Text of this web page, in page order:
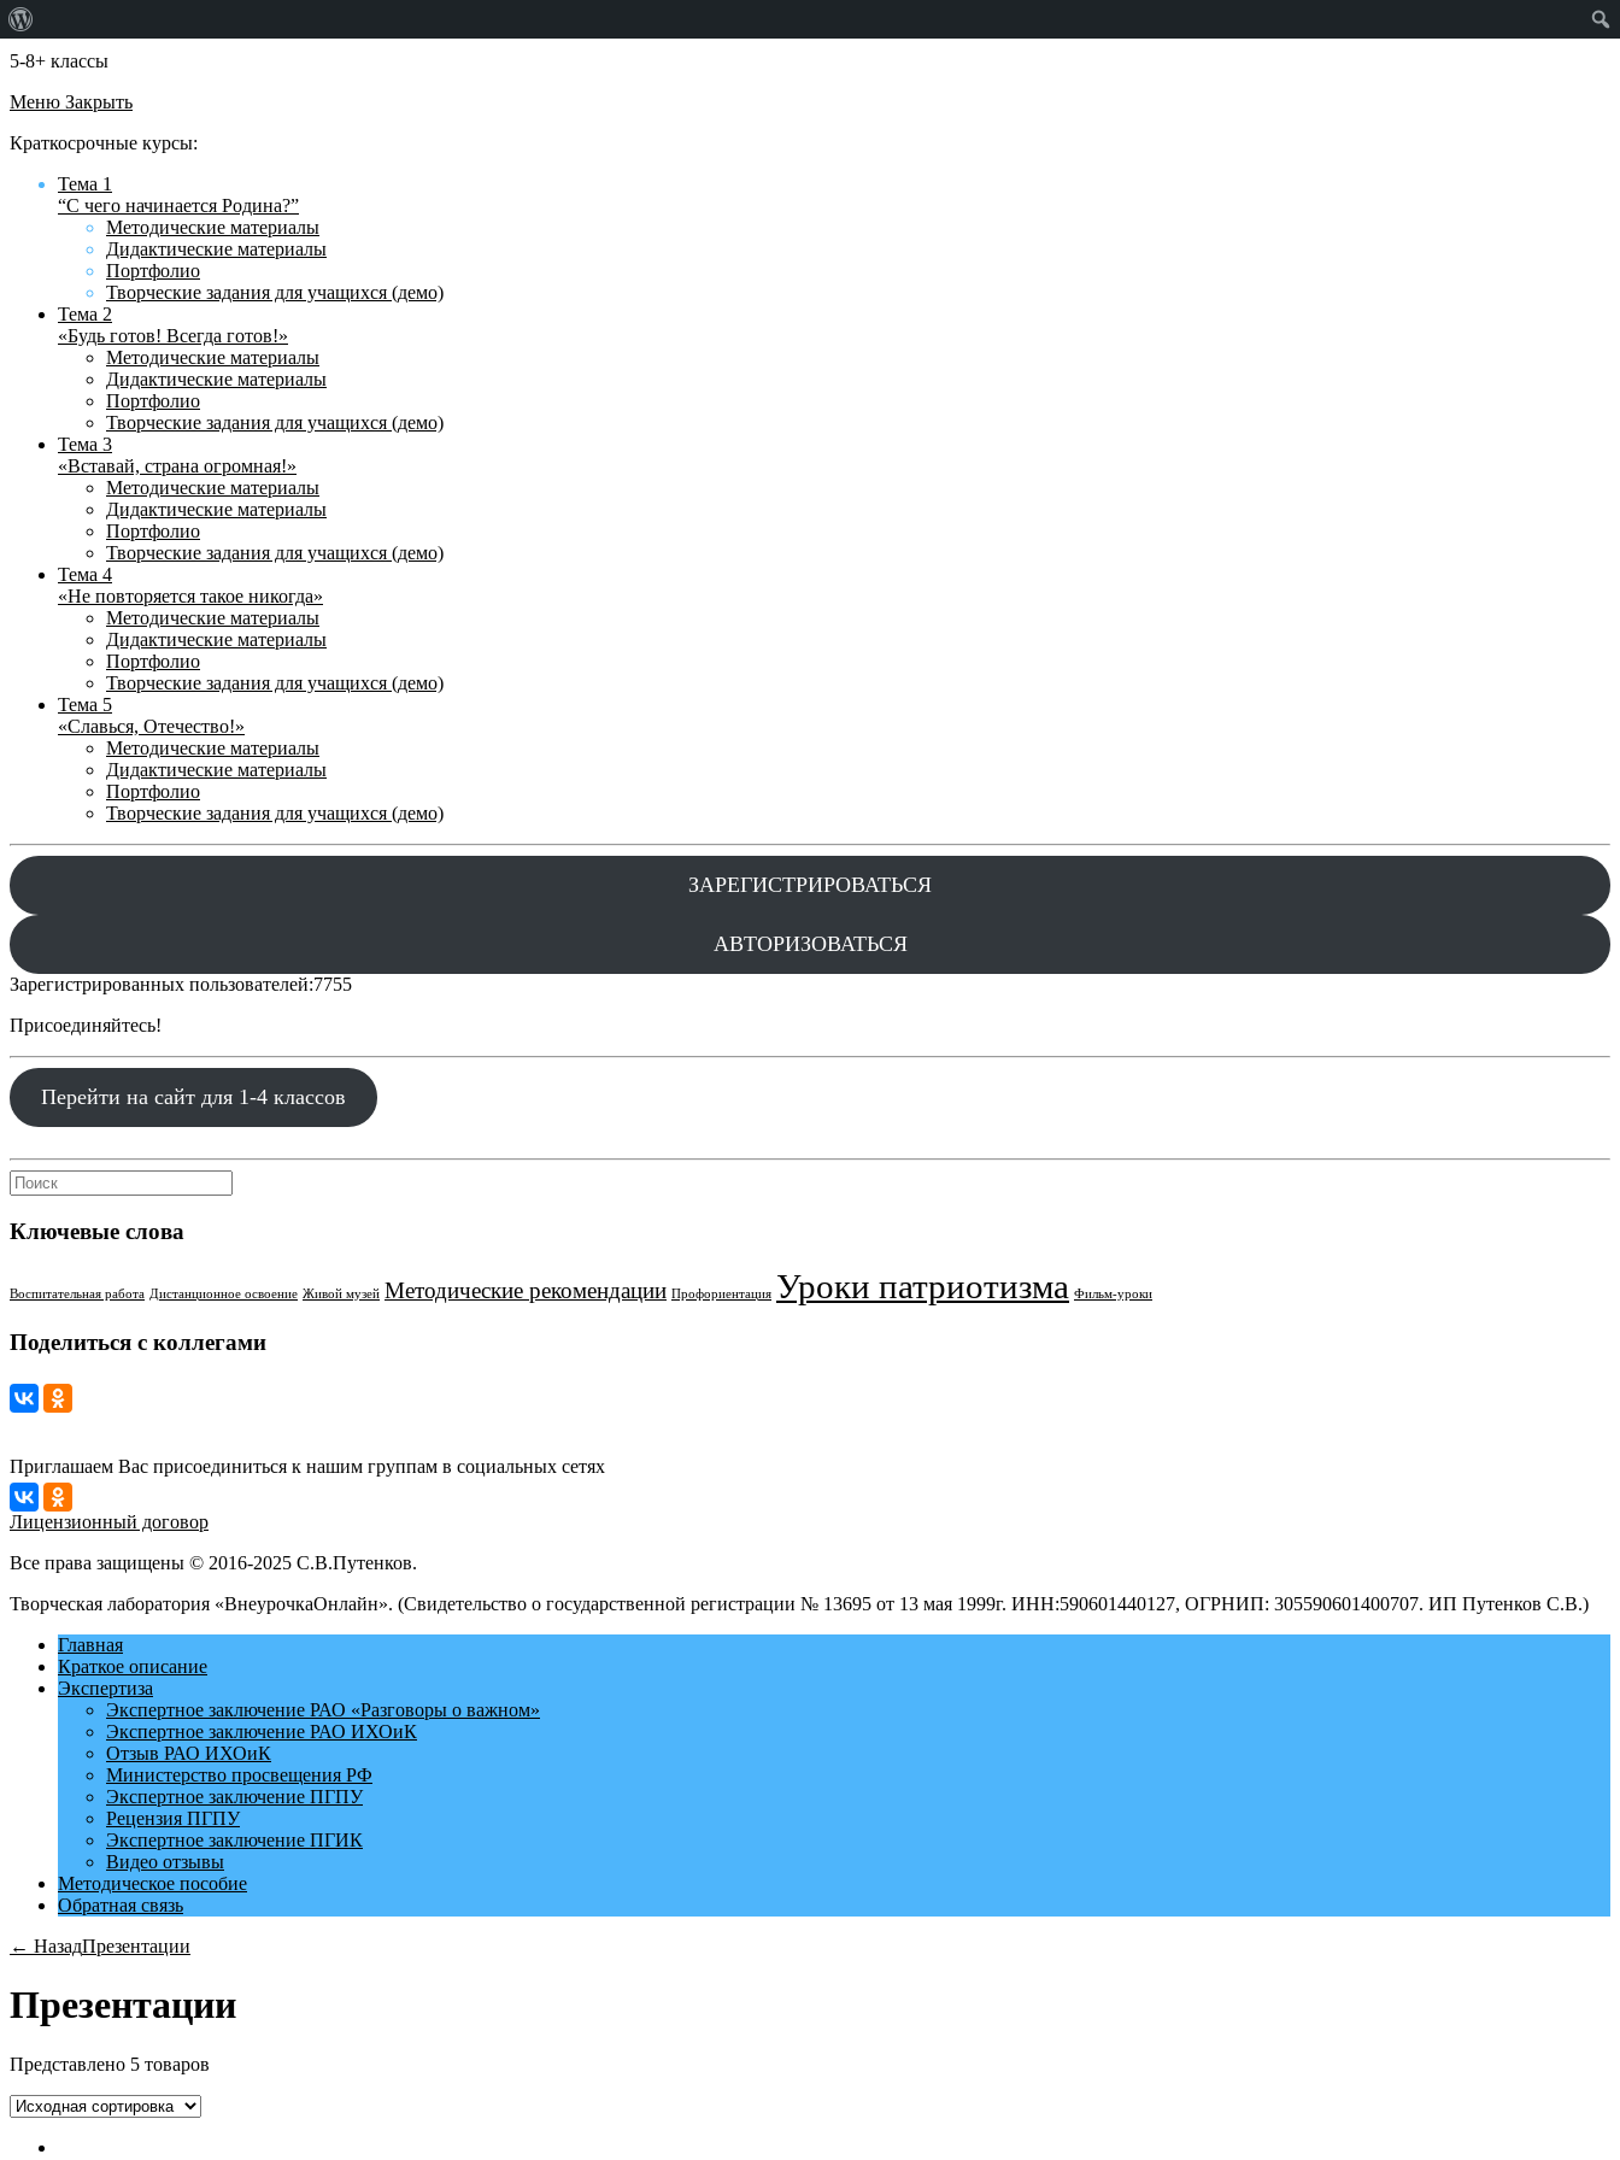
5-8+ классы
Меню Закрыть
Краткосрочные курсы:
Тема 1
“С чего начинается Родина?”
Методические материалы
Дидактические материалы
Портфолио
Творческие задания для учащихся (демо)
Тема 2
«Будь готов! Всегда готов!»
Методические материалы
Дидактические материалы
Портфолио
Творческие задания для учащихся (демо)
Тема 3
«Вставай, страна огромная!»
Методические материалы
Дидактические материалы
Портфолио
Творческие задания для учащихся (демо)
Тема 4
«Не повторяется такое никогда»
Методические материалы
Дидактические материалы
Портфолио
Творческие задания для учащихся (демо)
Тема 5
«Славься, Отечество!»
Методические материалы
Дидактические материалы
Портфолио
Творческие задания для учащихся (демо)
ЗАРЕГИСТРИРОВАТЬСЯ
АВТОРИЗОВАТЬСЯ
Зарегистрированных пользователей:7755
Присоединяйтесь!
Перейти на сайт для 1-4 классов
Ключевые слова
Воспитательная работа Дистанционное освоение Живой музей Методические рекомендации Профориентация Уроки патриотизма Фильм-уроки
Поделиться с коллегами
Приглашаем Вас присоединиться к нашим группам в социальных сетях
Лицензионный договор
Все права защищены © 2016-2025 С.В.Путенков.
Творческая лаборатория «ВнеурочкаОнлайн». (Свидетельство о государственной регистрации № 13695 от 13 мая 1999г. ИНН:590601440127, ОГРНИП: 305590601400707. ИП Путенков С.В.)
Главная
Краткое описание
Экспертиза
Экспертное заключение РАО «Разговоры о важном»
Экспертное заключение РАО ИХОиК
Отзыв РАО ИХОиК
Министерство просвещения РФ
Экспертное заключение ПГПУ
Рецензия ПГПУ
Экспертное заключение ПГИК
Видео отзывы
Методическое пособие
Обратная связь
← НазадПрезентации
Презентации
Представлено 5 товаров
WordPress